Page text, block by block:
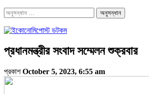
প্রধানমন্ত্রীর সংবাদ সম্মেলন শুক্রবার
প্রকাশOctober 5, 2023, 6:55 am